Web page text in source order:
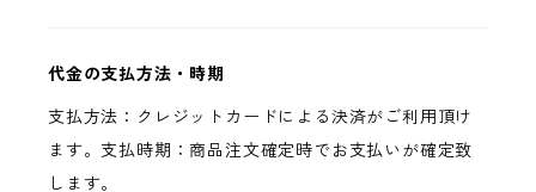
代金の支払方法・時期
支払方法：クレジットカードによる決済がご利用頂け
ます。支払時期：商品注文確定時でお支払いが確定致
します。